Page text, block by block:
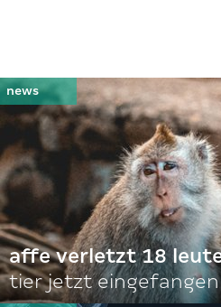
affe verletzt 18
tier jetzt eingefangen